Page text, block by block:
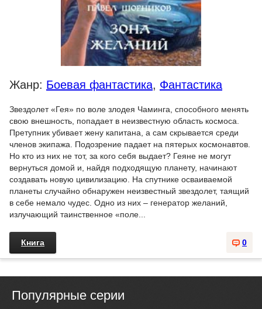
Жанр: Боевая фантастика, Фантастика
Звездолет «Гея» по воле злодея Чаминга, способного менять
свою внешность, попадает в неизвестную область космоса.
Претупник убивает жену капитана, а сам скрывается среди
членов экипажа. Подозрение падает на пятерых космонавтов.
Но кто из них не тот, за кого себя выдает? Геяне не могут
вернуться домой и, найдя подходящую планету, начинают
создавать новую цивилизацию. На спутнике осваиваемой
планеты случайно обнаружен неизвестный звездолет, таящий
в себе немало чудес. Одно из них – генератор желаний,
излучающий таинственное «поле...
0
Книга
Популярные серии